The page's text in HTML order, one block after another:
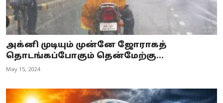
அக்னி முடியும் முன்னே ஜோராகத்
தொடங்கப்போகும் தென்மேற்கு...
May 15, 2024